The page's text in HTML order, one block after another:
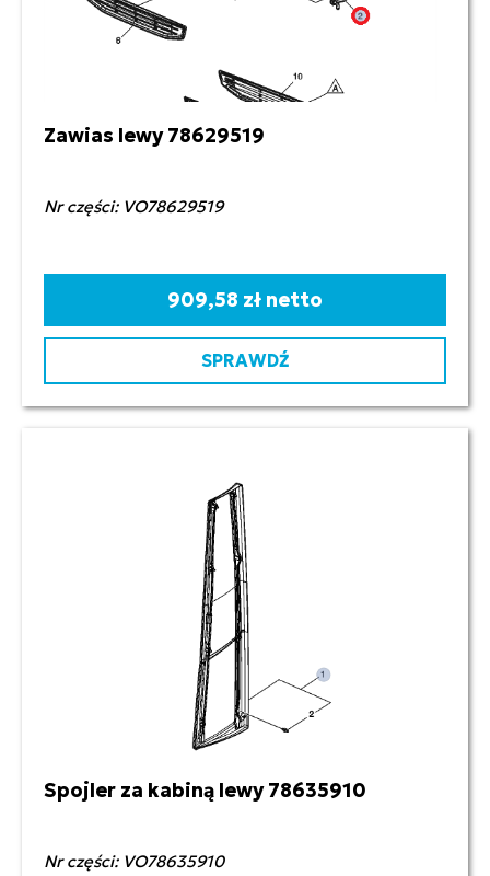
Zawias lewy 78629519
Nr części: VO78629519
909,58 zł netto
SPRAWDŹ
Spojler za kabiną lewy 78635910
Nr części: VO78635910